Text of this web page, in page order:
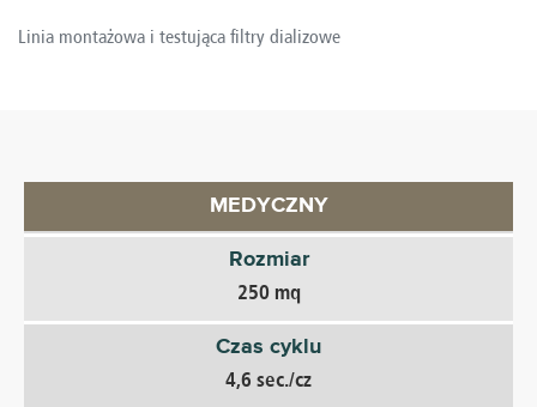
Linia montażowa i testująca filtry dializowe
MEDYCZNY
Rozmiar
250 mq
Czas cyklu
4,6 sec./cz